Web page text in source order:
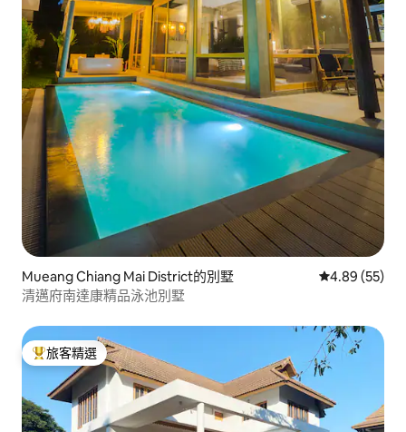
Mueang Chiang Mai District的別墅 從 55 則評價
4.89 (55)
清邁府南達康精品泳池別墅
旅客精選榜首
旅客精選